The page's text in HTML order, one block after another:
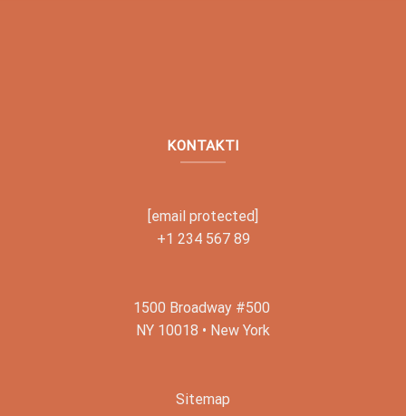
KONTAKTI
[email protected]
+1 234 567 89
1500 Broadway #500
NY 10018 • New York
Sitemap